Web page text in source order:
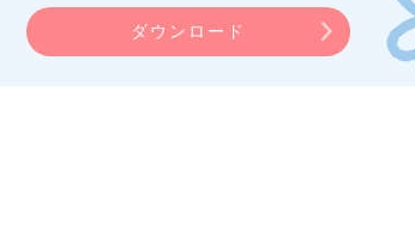
ダウンロード